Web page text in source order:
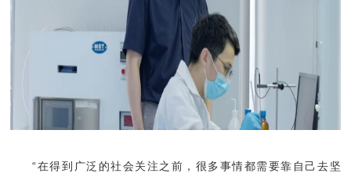
“在得到广泛的社会关注之前，很多事情都需要靠自己去坚